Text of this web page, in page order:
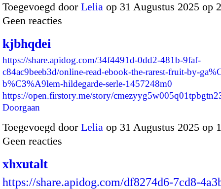
Toegevoegd door Lelia op 31 Augustus 2025 op
Geen reacties
kjbhqdei
https://share.apidog.com/34f4491d-0dd2-481b-9faf-
c84ac9beeb3d/online-read-ebook-the-rarest-fruit-by-
b%C3%A9lem-hildegarde-serle-1457248m0
https://open.firstory.me/story/
Doorgaan
Toegevoegd door Lelia op 31 Augustus 2025 op
Geen reacties
xhxutalt
https://share.apidog.com/df8274d6-7cd8-